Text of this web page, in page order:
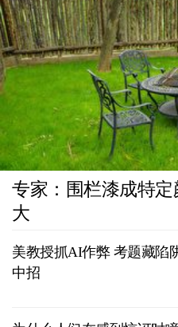
专家：围栏漆成特
大
美教授抓AI作弊 考题藏陷
中招